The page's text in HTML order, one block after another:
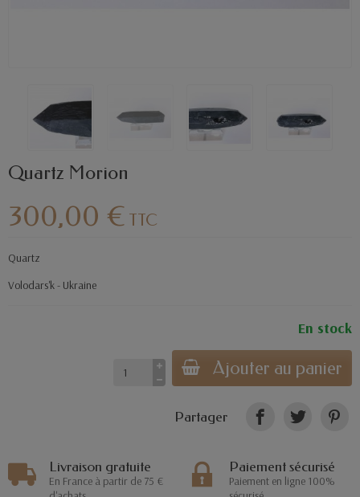
Quartz Morion
300,00 € TTC
Quartz
Volodars'k - Ukraine
En stock
Ajouter au panier
Partager
Livraison gratuite
En France à partir de 75 €
Paiement sécurisé
Paiement en ligne 100%